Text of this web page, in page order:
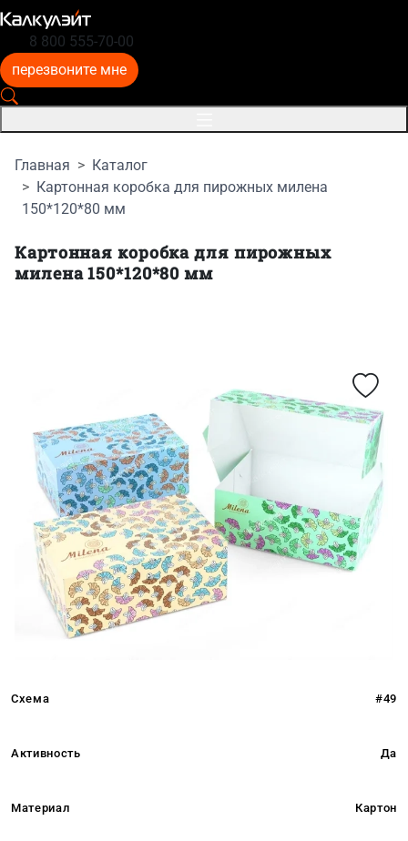
8 800 555-70-00
перезвоните мне
Главная
Каталог
Картонная коробка для пирожных милена
150*120*80 мм
Картонная коробка для пирожных
милена 150*120*80 мм
Схема #49
Активность Да
Материал Картон